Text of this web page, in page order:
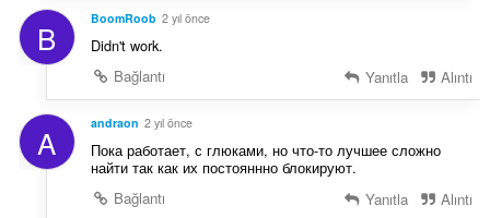
B BoomRoob 2 yıl önce
Didn't work.
Bağlantı
Yanıtla Alıntı
A andraon 2 yıl önce
Пока работает, с глюками, но что-то лучшее сложно
найти так как их постояннно блокируют.
Bağlantı
Yanıtla Alıntı